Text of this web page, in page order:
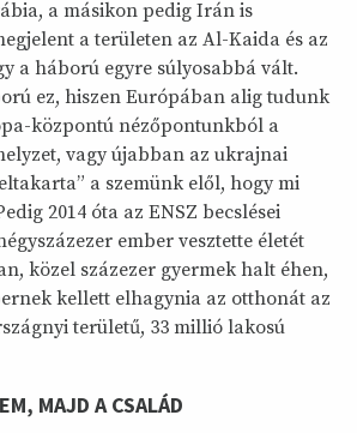
a másikon pedig Irán is
a területen az Al-Kaida és az
a háború egyre súlyosabbá vált.
ez, hiszen Európában alig tudunk
központú nézőpontunkból a
vagy újabban az ukrajnai
a szemünk elől, hogy mi
2014 óta az ENSZ becslései
ember vesztette életét
közel százezer gyermek halt éhen,
kellett elhagynia az otthonát az
területű, 33 millió lakosú
MAJD A CSALÁD